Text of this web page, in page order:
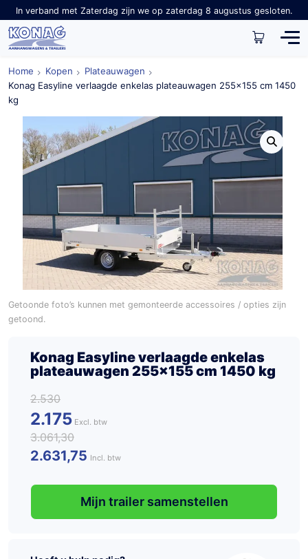
In verband met Zaterdag zijn we op zaterdag 8 augustus gesloten.
Home Kopen
Plateauwagen
Konag Easyline verlaagde enkelas plateauwagen 255×155 cm 1450
kg
Getoonde foto’s kunnen met gemonteerde accessoires / opties zijn
getoond.
Konag Easyline verlaagde enkelas
plateauwagen 255×155 cm 1450 kg
2.530
2.175
3.061,30
2.631,75 Incl. btw
Mijn trailer samenstellen